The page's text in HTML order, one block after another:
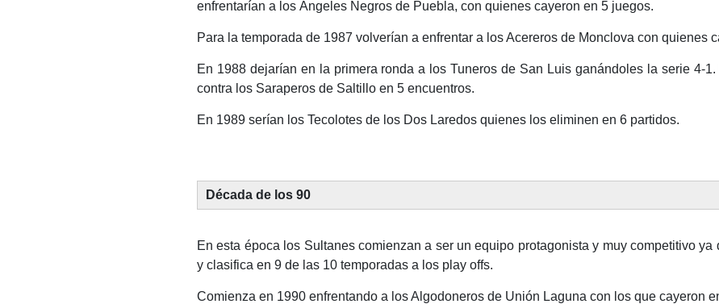
enfrentarían a los Ángeles Negros de Puebla, con quienes cayeron en 5 juegos.
Para la temporada de 1987 volverían a enfrentar a los Acereros de Monclova con quienes
En 1988 dejarían en la primera ronda a los Tuneros de San Luis ganándoles la serie 4-
contra los Saraperos de Saltillo en 5 encuentros.
En 1989 serían los Tecolotes de los Dos Laredos quienes los eliminen en 6 partidos.
Década de los 90
En esta época los Sultanes comienzan a ser un equipo protagonista y muy competitivo
y clasifica en 9 de las 10 temporadas a los play offs.
Comienza en 1990 enfrentando a los Algodoneros de Unión Laguna con los que cayeron